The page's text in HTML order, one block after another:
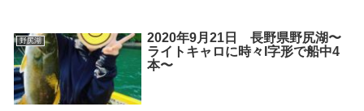
野尻湖
2020年9月21日 長野県野尻湖〜
ライトキャロに時々I字形で船中4
本〜